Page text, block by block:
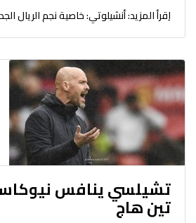
اِقرأ المزيد: أنشيلوتي: خاصية نجم الريال
تشيلسي ينافس
تين هاج